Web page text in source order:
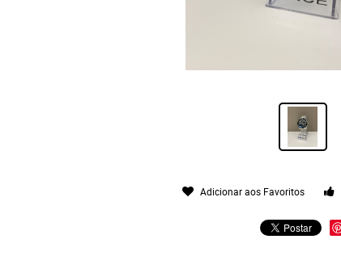
Adicionar aos Favoritos